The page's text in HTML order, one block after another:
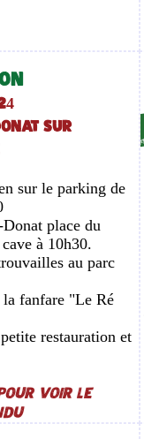
SUR
sur le parking de
place du
à 10h30.
au parc
la fanfare "Le Ré
restauration et
voir le